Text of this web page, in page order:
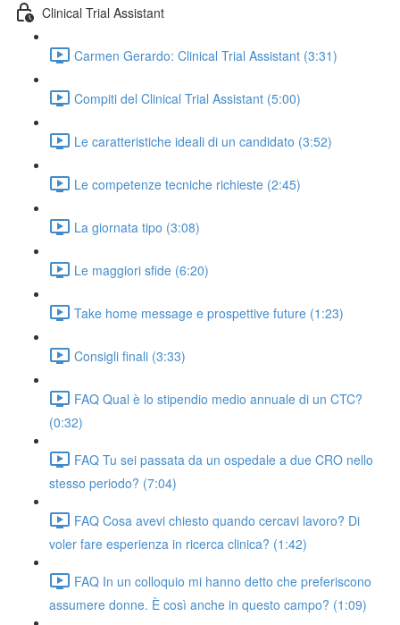
Clinical Trial Assistant
Carmen Gerardo: Clinical Trial Assistant (3:31)
Compiti del Clinical Trial Assistant (5:00)
Le caratteristiche ideali di un candidato (3:52)
Le competenze tecniche richieste (2:45)
La giornata tipo (3:08)
Le maggiori sfide (6:20)
Take home message e prospettive future (1:23)
Consigli finali (3:33)
FAQ Qual è lo stipendio medio annuale di un CTC?
(0:32)
FAQ Tu sei passata da un ospedale a due CRO nello
stesso periodo? (7:04)
FAQ Cosa avevi chiesto quando cercavi lavoro? Di
voler fare esperienza in ricerca clinica? (1:42)
FAQ In un colloquio mi hanno detto che preferiscono
assumere donne. È così anche in questo campo? (1:09)